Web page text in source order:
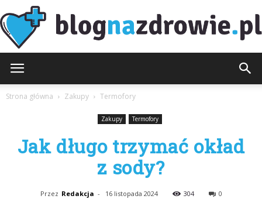
Strona główna Zakupy Termofory
Zakupy Termofory
Jak długo trzymać okład
z sody?
Przez Redakcja - 16 listopada 2024 304 0